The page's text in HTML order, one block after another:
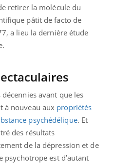
retirer la molécule du
pâtit de facto de
a lieu la dernière étude
avant que les
à nouveau aux propriétés
psychédélique. Et
des résultats
de la dépression et de
psychotrope est d’autant